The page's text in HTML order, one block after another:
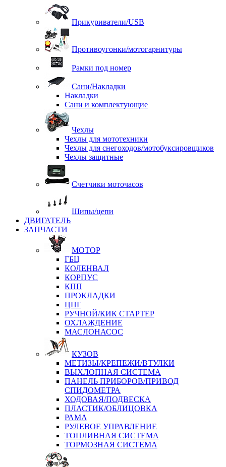
Прикуриватели/USB
Противоугонки/мотогарнитуры
Рамки под номер
Сани/Накладки
Накладки
Сани и комплектующие
Чехлы
Чехлы для мототехники
Чехлы для снегоходов/мотобуксировщиков
Чехлы защитные
Счетчики моточасов
Шипы/цепи
ДВИГАТЕЛЬ
ЗАПЧАСТИ
МОТОР
ГБЦ
КОЛЕНВАЛ
КОРПУС
КПП
ПРОКЛАДКИ
ЦПГ
РУЧНОЙ/КИК СТАРТЕР
ОХЛАЖДЕНИЕ
МАСЛОНАСОС
КУЗОВ
МЕТИЗЫ/КРЕПЕЖИ/ВТУЛКИ
ВЫХЛОПНАЯ СИСТЕМА
ПАНЕЛЬ ПРИБОРОВ/ПРИВОД
СПИДОМЕТРА
ХОДОВАЯ/ПОДВЕСКА
ПЛАСТИК/ОБЛИЦОВКА
РАМА
РУЛЕВОЕ УПРАВЛЕНИЕ
ТОПЛИВНАЯ СИСТЕМА
ТОРМОЗНАЯ СИСТЕМА